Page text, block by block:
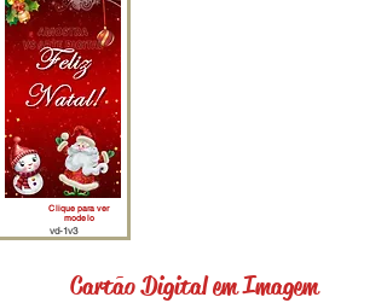
Clique para ver
modelo
vd-1v3
Cartão Digital em Imagem